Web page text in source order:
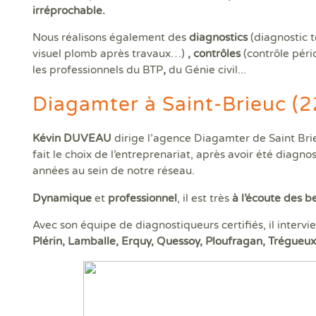
Attestations RT 2012
Audit énergétique réglementaire
DPE - Diagnostic de performance énergétique
Diagnostic Etat Parasitaire
Diagnostic Plomb dans l'Eau
Diagnostic Sécurité Piscine
Diagnostic amiante
Diagnostic amiante avant démolition ou travaux
Diagnostic gaz
DPE projeté
DTG - Diagnostic Technique Global
Etat descriptif de division
PPPT Projet de Plan Pluriannuel de Travaux
DPE avant et après travaux
Diagnostic termites avant démolition
Diagnostic/Contrôle amiante avant démolition
Diagnostic/Contrôle amiante avant travaux
irréprochable.
Nous réalisons également des diagnostics(diagnostic
visuel plomb après travaux…) , contrôles(contrôle
les professionnels du BTP, du Génie civil...
Diagamter à Saint-Brieuc
Kévin DUVEAU dirige l’agence Diagamter de Saint
fait le choix de l’entreprenariat, après avoir été
années au sein de notre réseau.
Dynamique et professionnel, il est très à l’écoute des
Avec son équipe de diagnostiqueurs certifiés, il
Plérin, Lamballe, Erquy, Quessoy, Ploufragan, Trégueux